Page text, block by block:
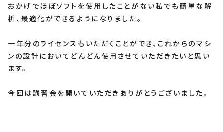
おかげでほぼソフトを使用したことがない私でも簡単な解
析、最適化ができるようになりました。
一年分のライセンスもいただくことができ、これからのマシ
ンの設計においてどんどん使用させていただきたいと思い
ます。
今回は講習会を開いていただきありがとうございました。